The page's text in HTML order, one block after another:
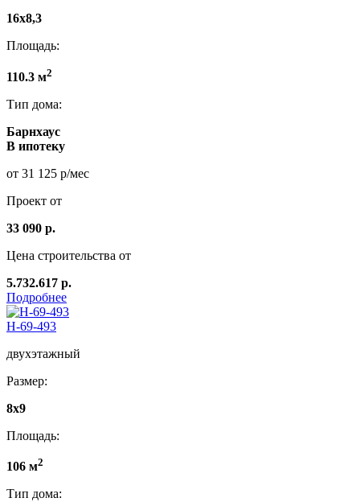
16х8,3
Площадь:
110.3 м2
Тип дома:
Барнхаус
В ипотеку
от 31 125 р/мес
Проект от
33 090 р.
Цена строительства от
5.732.617 р.
Подробнее
Н-69-493
двухэтажный
Размер:
8х9
Площадь:
106 м2
Тип дома: